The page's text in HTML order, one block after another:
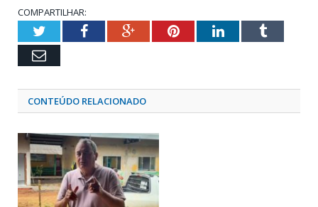
COMPARTILHAR:
TwitterFacebookGoogle+PinterestLinkedInTumblr
Email
CONTEÚDO RELACIONADO